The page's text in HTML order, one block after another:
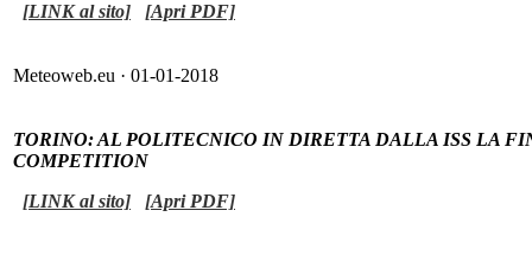
[LINK al sito]
[Apri PDF]
Meteoweb.eu · 01-01-2018
TORINO: AL POLITECNICO IN DIRETTA DALLA ISS LA
COMPETITION
[LINK al sito]
[Apri PDF]